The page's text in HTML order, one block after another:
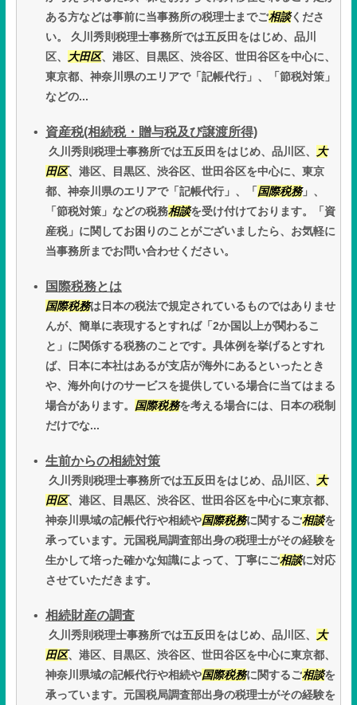
ある方などは事前に当事務所の税理士までご相談くださ
い。 久川秀則税理士事務所では五反田をはじめ、品川
区、 大田区、港区、目黒区、渋谷区、世田谷区を中心に、
東京都、神奈川県のエリアで「記帳代行」、「節税対策」
などの...
資産税(相続税・贈与税及び譲渡所得)
久川秀則税理士事務所では五反田をはじめ、品川区、 大
田区、港区、目黒区、渋谷区、世田谷区を中心に、東京
都、神奈川県のエリアで「記帳代行」、「 国際税務」、
「節税対策」などの税務相談を受け付けております。「資
産税」に関してお困りのことがございましたら、お気軽に
当事務所までお問い合わせください。
国際税務とは
国際税務は日本の税法で規定されているものではありませ
んが、簡単に表現するとすれば「2か国以上が関わるこ
と」に関係する税務のことです。具体例を挙げるとすれ
ば、日本に本社はあるが支店が海外にあるといったとき
や、海外向けのサービスを提供している場合に当てはまる
場合があります。 国際税務を考える場合には、日本の税制
だけでな...
生前からの相続対策
久川秀則税理士事務所では五反田をはじめ、品川区、 大
田区、港区、目黒区、渋谷区、世田谷区を中心に東京都、
神奈川県域の記帳代行や相続や国際税務に関するご相談を
承っています。元国税局調査部出身の税理士がその経験を
生かして培った確かな知識によって、丁寧にご相談に対応
させていただきます。
相続財産の調査
久川秀則税理士事務所では五反田をはじめ、品川区、 大
田区、港区、目黒区、渋谷区、世田谷区を中心に東京都、
神奈川県域の記帳代行や相続や国際税務に関するご相談を
承っています。元国税局調査部出身の税理士がその経験を